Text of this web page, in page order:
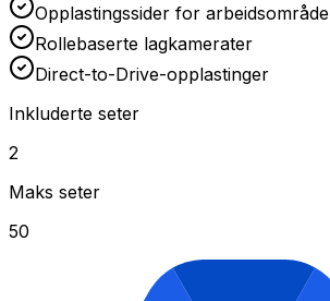
Opplastingssider for arbeidsområde
Rollebaserte lagkamerater
Direct-to-Drive-opplastinger
Inkluderte seter
2
Maks seter
50